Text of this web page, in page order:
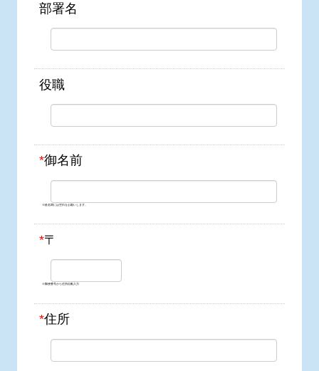
部署名
役職
*御名前
※姓名間には空白をお願いします。
*〒
※郵便番号から住所自動入力
*住所